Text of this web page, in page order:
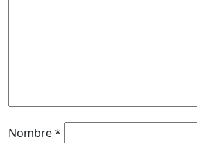
Nombre*